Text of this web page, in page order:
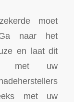
moet
naar het
en laat dit
met uw
met uw